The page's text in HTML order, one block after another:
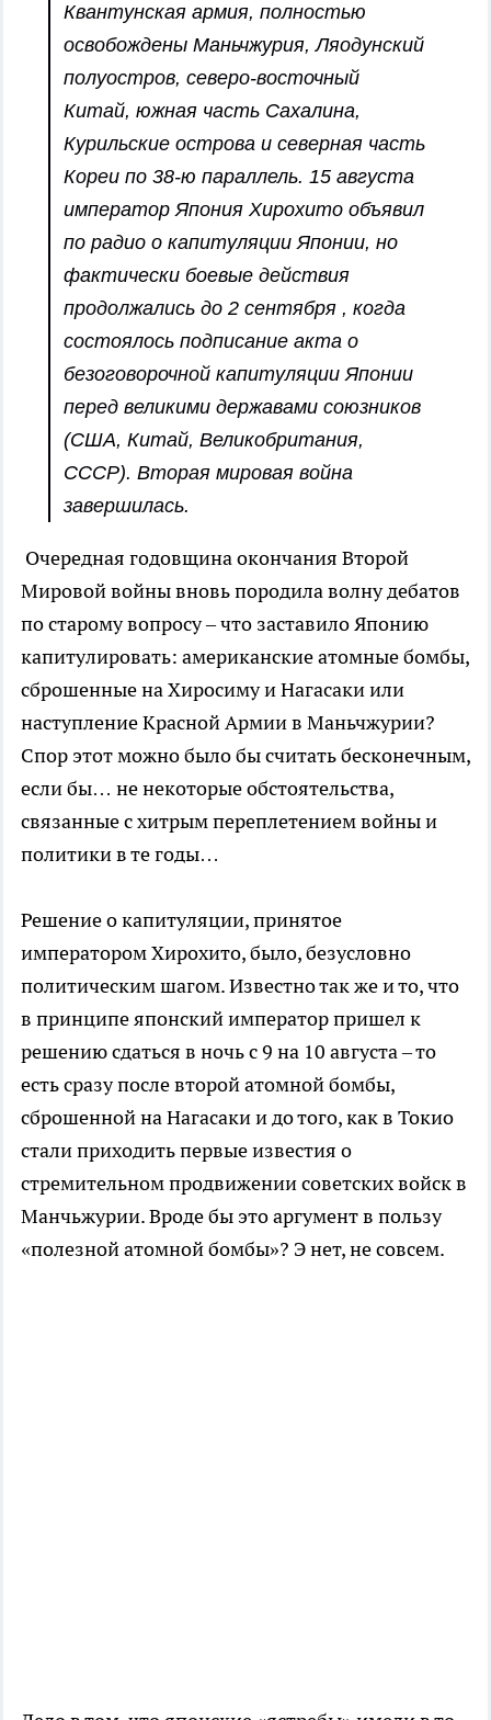
Квантунская армия, полностью
освобождены Маньчжурия, Ляодунский
полуостров, северо-восточный
Китай, южная часть Сахалина,
Курильские острова и северная часть
Кореи по 38-ю параллель. 15 августа
император Япония Хирохито объявил
по радио о капитуляции Японии, но
фактически боевые действия
продолжались до 2 сентября , когда
состоялось подписание акта о
безоговорочной капитуляции Японии
перед великими державами союзников
(США, Китай, Великобритания,
СССР). Вторая мировая война
завершилась.
Очередная годовщина окончания Второй
Мировой войны вновь породила волну дебатов
по старому вопросу – что заставило Японию
капитулировать: американские атомные бомбы,
сброшенные на Хиросиму и Нагасаки или
наступление Красной Армии в Маньчжурии?
Спор этот можно было бы считать бесконечным,
если бы… не некоторые обстоятельства,
связанные с хитрым переплетением войны и
политики в те годы…
Решение о капитуляции, принятое
императором Хирохито, было, безусловно
политическим шагом. Известно так же и то, что
в принципе японский император пришел к
решению сдаться в ночь с 9 на 10 августа – то
есть сразу после второй атомной бомбы,
сброшенной на Нагасаки и до того, как в Токио
стали приходить первые известия о
стремительном продвижении советских войск в
Манчьжурии. Вроде бы это аргумент в пользу
«полезной атомной бомбы»? Э нет, не совсем.